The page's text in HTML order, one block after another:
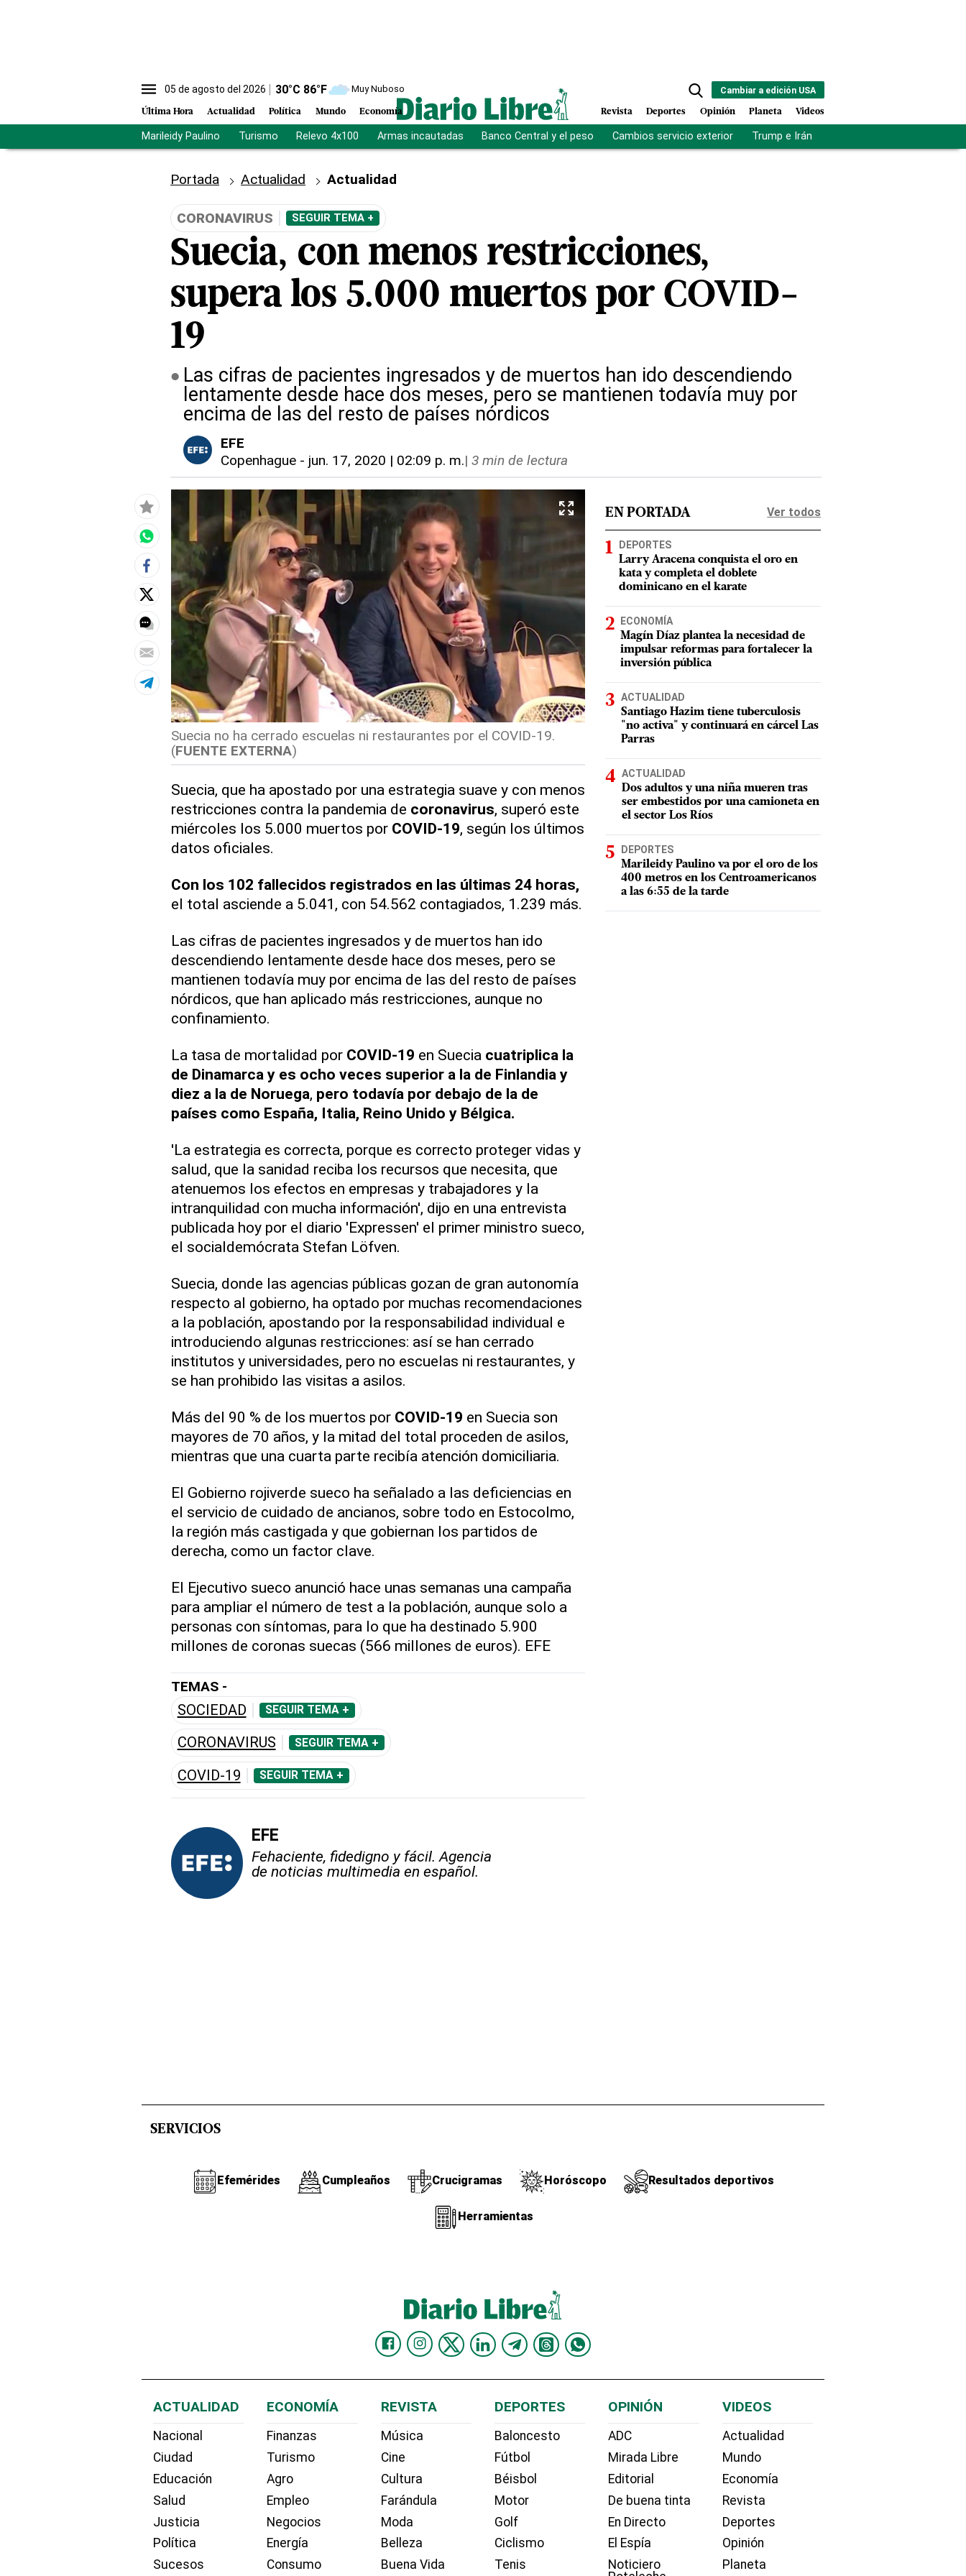
05 de agosto del 2026 30°C 86°F Muy Nuboso
Última Hora Actualidad Política Mundo Economía
Cambiar a edición USA
Revista Deportes Opinión Planeta Videos
Marileidy Paulino Turismo Relevo 4x100 Armas incautadas Banco Central y el peso Cambios servicio exterior Trump e Irán
Portada Actualidad Actualidad
CORONAVIRUS SEGUIR TEMA +
Suecia, con menos restricciones,
supera los 5.000 muertos por COVID-
19
Las cifras de pacientes ingresados y de muertos han ido descendiendo
lentamente desde hace dos meses, pero se mantienen todavía muy por
encima de las del resto de países nórdicos
EFE
Copenhague - jun. 17, 2020 | 02:09 p. m.| 3 min de lectura
Suecia no ha cerrado escuelas ni restaurantes por el COVID-19.
(FUENTE EXTERNA)
Suecia, que ha apostado por una estrategia suave y con menos
restricciones contra la pandemia de coronavirus, superó este
miércoles los 5.000 muertos por COVID-19, según los últimos
datos oficiales.
Con los 102 fallecidos registrados en las últimas 24 horas,
el total asciende a 5.041, con 54.562 contagiados, 1.239 más.
Las cifras de pacientes ingresados y de muertos han ido
descendiendo lentamente desde hace dos meses, pero se
mantienen todavía muy por encima de las del resto de países
nórdicos, que han aplicado más restricciones, aunque no
confinamiento.
La tasa de mortalidad por COVID-19 en Suecia cuatriplica la
de Dinamarca y es ocho veces superior a la de Finlandia y
diez a la de Noruega, pero todavía por debajo de la de
países como España, Italia, Reino Unido y Bélgica.
'La estrategia es correcta, porque es correcto proteger vidas y
salud, que la sanidad reciba los recursos que necesita, que
atenuemos los efectos en empresas y trabajadores y la
intranquilidad con mucha información', dijo en una entrevista
publicada hoy por el diario 'Expressen' el primer ministro sueco,
el socialdemócrata Stefan Löfven.
Suecia, donde las agencias públicas gozan de gran autonomía
respecto al gobierno, ha optado por muchas recomendaciones
a la población, apostando por la responsabilidad individual e
introduciendo algunas restricciones: así se han cerrado
institutos y universidades, pero no escuelas ni restaurantes, y
se han prohibido las visitas a asilos.
Más del 90 % de los muertos por COVID-19 en Suecia son
mayores de 70 años, y la mitad del total proceden de asilos,
mientras que una cuarta parte recibía atención domiciliaria.
El Gobierno rojiverde sueco ha señalado a las deficiencias en
el servicio de cuidado de ancianos, sobre todo en Estocolmo,
la región más castigada y que gobiernan los partidos de
derecha, como un factor clave.
El Ejecutivo sueco anunció hace unas semanas una campaña
para ampliar el número de test a la población, aunque solo a
personas con síntomas, para lo que ha destinado 5.900
millones de coronas suecas (566 millones de euros). EFE
TEMAS -
SOCIEDAD SEGUIR TEMA +
CORONAVIRUS SEGUIR TEMA +
COVID-19 SEGUIR TEMA +
EFE
Fehaciente, fidedigno y fácil. Agencia
de noticias multimedia en español.
EN PORTADA Ver todos
DEPORTES
Larry Aracena conquista el oro en
kata y completa el doblete
dominicano en el karate
ECONOMÍA
Magín Díaz plantea la necesidad de
impulsar reformas para fortalecer la
inversión pública
ACTUALIDAD
Santiago Hazim tiene tuberculosis
"no activa" y continuará en cárcel Las
Parras
ACTUALIDAD
Dos adultos y una niña mueren tras
ser embestidos por una camioneta en
el sector Los Ríos
DEPORTES
Marileidy Paulino va por el oro de los
400 metros en los Centroamericanos
a las 6:55 de la tarde
SERVICIOS
Efemérides Cumpleaños Crucigramas Horóscopo Resultados deportivos
Herramientas
ACTUALIDAD
Nacional
Ciudad
Educación
Salud
Justicia
Política
Sucesos
ECONOMÍA
Finanzas
Turismo
Agro
Empleo
Negocios
Energía
Consumo
REVISTA
Música
Cine
Cultura
Farándula
Moda
Belleza
Buena Vida
DEPORTES
Baloncesto
Fútbol
Béisbol
Motor
Golf
Ciclismo
Tenis
OPINIÓN
ADC
Mirada Libre
Editorial
De buena tinta
En Directo
El Espía
Noticiero
VIDEOS
Actualidad
Mundo
Economía
Revista
Deportes
Opinión
Planeta